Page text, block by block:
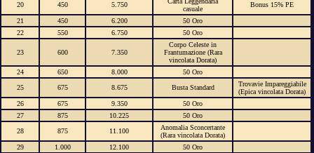
20
450 5.750
casuale
Bonus 15% PE
21 450 6.200
50 Oro
22
550 6.750 50 Oro
23 600 7.350
Corpo Celeste in
Frantumazione (Rara
vincolata Dorata)
24
650 8.000
50 Oro
25
675 8.675 Busta Standard
Trovavie Impareggiabile
(Epica vincolata Dorata)
26
675 9.350
50 Oro
27
875 10.225
50 Oro
28
875 11.100
Anomalia Sconcertante
(Rara vincolata Dorata)
29
1.000 12.100
50 Oro